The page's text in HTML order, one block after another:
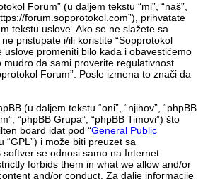
Forum” (u daljem tekstu “mi”, “naš”,
forum.sopprotokol.com”), prihvatate
tekstu uslove. Ako se ne slažete sa
pristupate i/ili koristite “Sopprotokol
uslove promeniti bilo kada i obavestićemo
mudro da sami proverite regulativnost
Forum”. Posle izmena to znači da
(u daljem tekstu “oni”, “njihov”, “phpBB
“phpBB Grupa”, “phpBB Timovi”) što
board idat pod “General Public
“GPL”) i može biti preuzet sa
softver se odnosi samo na Internet
forbids them in what we allow and/or
and/or conduct. Za dalje informacije